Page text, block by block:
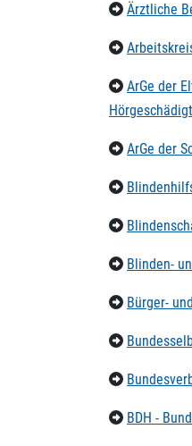
Ärztliche
ArGe der
ArGe der
Blinden-
Bürger-
BDH -